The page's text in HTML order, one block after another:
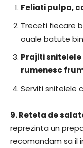
Feliati pulpa,
Treceti fiecare
ouale batute
Prajiti snitelele
rumenesc
Serviti snitelele
9.Reteta de
reprezinta un
recomandam sa il